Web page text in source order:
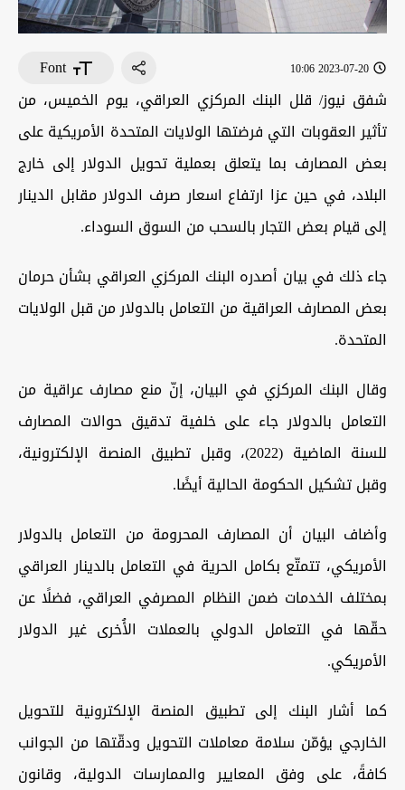
2023-07-20 10:06
Font
شفق نيوز/ قلل البنك المركزي العراقي، يوم الخميس، من
تأثير العقوبات التي فرضتها الولايات المتحدة الأمريكية على
بعض المصارف بما يتعلق بعملية تحويل الدولار إلى خارج
البلاد، في حين عزا ارتفاع اسعار صرف الدولار مقابل الدينار
إلى قيام بعض التجار بالسحب من السوق السوداء.
جاء ذلك في بيان أصدره البنك المركزي العراقي بشأن حرمان
بعض المصارف العراقية من التعامل بالدولار من قبل الولايات
المتحدة.
وقال البنك المركزي في البيان، إنّ منع مصارف عراقية من
التعامل بالدولار جاء على خلفية تدقيق حوالات المصارف
للسنة الماضية (2022)، وقبل تطبيق المنصة الإلكترونية،
وقبل تشكيل الحكومة الحالية أيضًا.
وأضاف البيان أن المصارف المحرومة من التعامل بالدولار
الأمريكي، تتمتّع بكامل الحرية في التعامل بالدينار العراقي
بمختلف الخدمات ضمن النظام المصرفي العراقي، فضلًا عن
حقّها في التعامل الدولي بالعملات الأُخرى غير الدولار
الأمريكي.
كما أشار البنك إلى تطبيق المنصة الإلكترونية للتحويل
الخارجي يؤمّن سلامة معاملات التحويل ودقّتها من الجوانب
كافةً، على وفق المعايير والممارسات الدولية، وقانون